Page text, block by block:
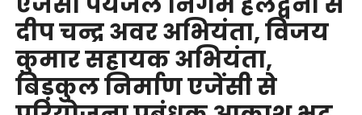
दीप चन्द्र अवर अभियंता, विजय
कुमार सहायक अभियंता,
बिड़कुल निर्माण एजेंसी से